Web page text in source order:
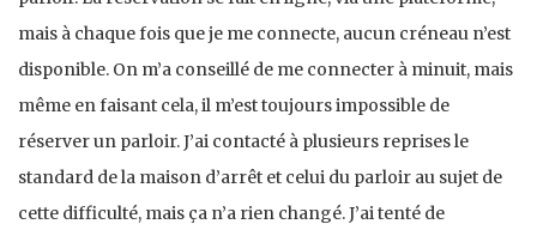
mais à chaque fois que je me connecte, aucun créneau n’est
disponible. On m’a conseillé de me connecter à minuit, mais
même en faisant cela, il m’est toujours impossible de
réserver un parloir. J’ai contacté à plusieurs reprises le
standard de la maison d’arrêt et celui du parloir au sujet de
cette difficulté, mais ça n’a rien changé. J’ai tenté de